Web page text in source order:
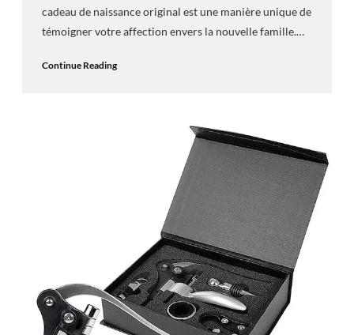
cadeau de naissance original est une manière unique de
témoigner votre affection envers la nouvelle famille.…
Continue Reading